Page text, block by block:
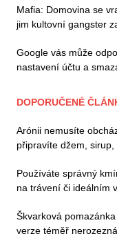
Mafia: Domovina se
jim kultovní gangster
Google vás může
nastavení účtu a
DOPORUČENÉ
Arónii nemusíte
připravíte džem,
Používáte správný
na trávení či ideálním
Škvarková
verze téměř